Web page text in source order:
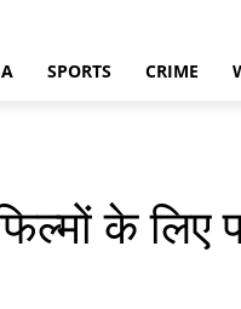
SPORTS CRIME
के